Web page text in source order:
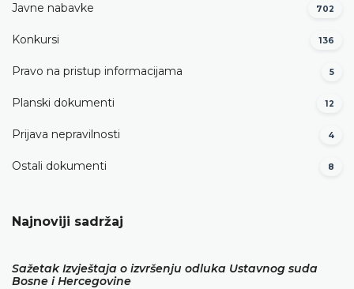
Javne nabavke 702
Konkursi 136
Pravo na pristup informacijama 5
Planski dokumenti 12
Prijava nepravilnosti 4
Ostali dokumenti 8
Najnoviji sadržaj
Sažetak Izvještaja o izvršenju odluka Ustavnog suda
Bosne i Hercegovine